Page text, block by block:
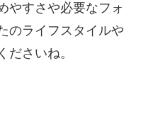
やすさや必要なフォ
のライフスタイルや
ださいね。